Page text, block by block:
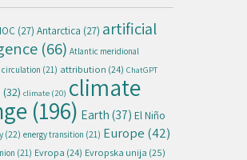
(27) Antarctica (27) artificial
(66) Atlantic meridional
(21) attribution (24) ChatGPT
(32) climate (20) climate
(196) Earth (37) El Niño
(22) energy transition (21) Europe (42)
(21) Evropa (24) Evropska unija (25)